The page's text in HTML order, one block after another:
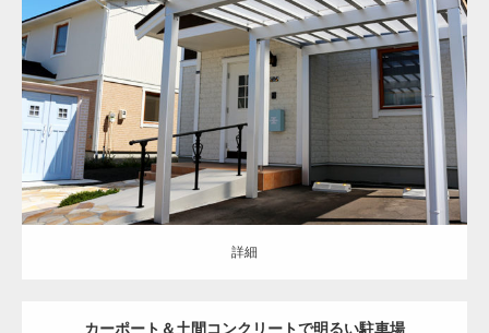
オープン 洋風 ナチュラル アプローチ 駐車スペース 土間コンクリー
ト
天然石 物置 カーポート 手すり スロープ 清田区 新築住宅
詳細
詳細
カーポート＆土間コンクリートで明るい駐車場